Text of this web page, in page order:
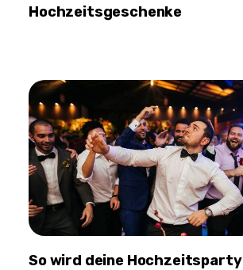
Hochzeitsgeschenke
So wird deine Hochzeitsparty